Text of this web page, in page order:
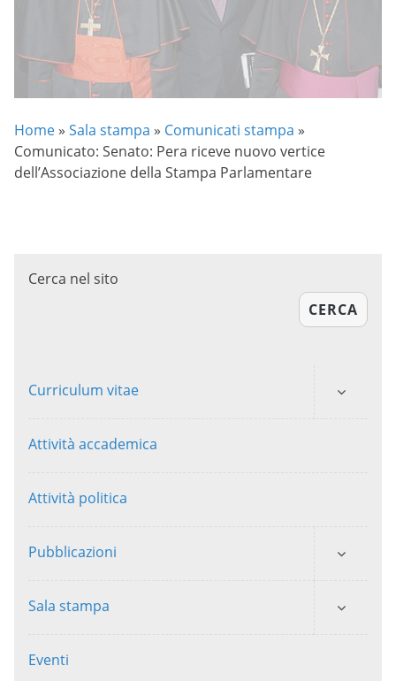
Home » Sala stampa » Comunicati stampa »
Comunicato: Senato: Pera riceve nuovo vertice
dell’Associazione della Stampa Parlamentare
Cerca nel sito
CERCA
Curriculum vitae
Attività accademica
Attività politica
Pubblicazioni
Sala stampa
Eventi